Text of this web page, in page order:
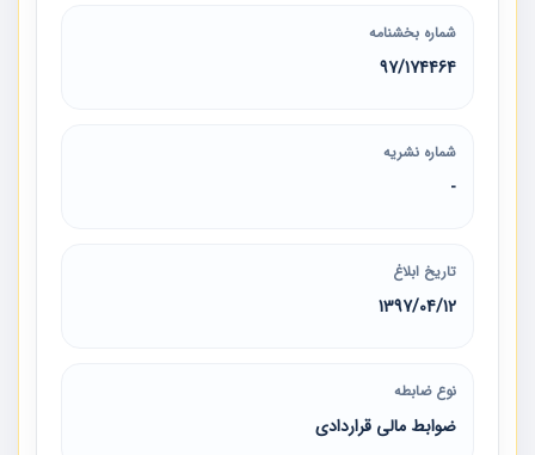
شماره بخشنامه
97/174464
شماره نشریه
-
تاریخ ابلاغ
1397/04/12
نوع ضابطه
ضوابط مالی قراردادی